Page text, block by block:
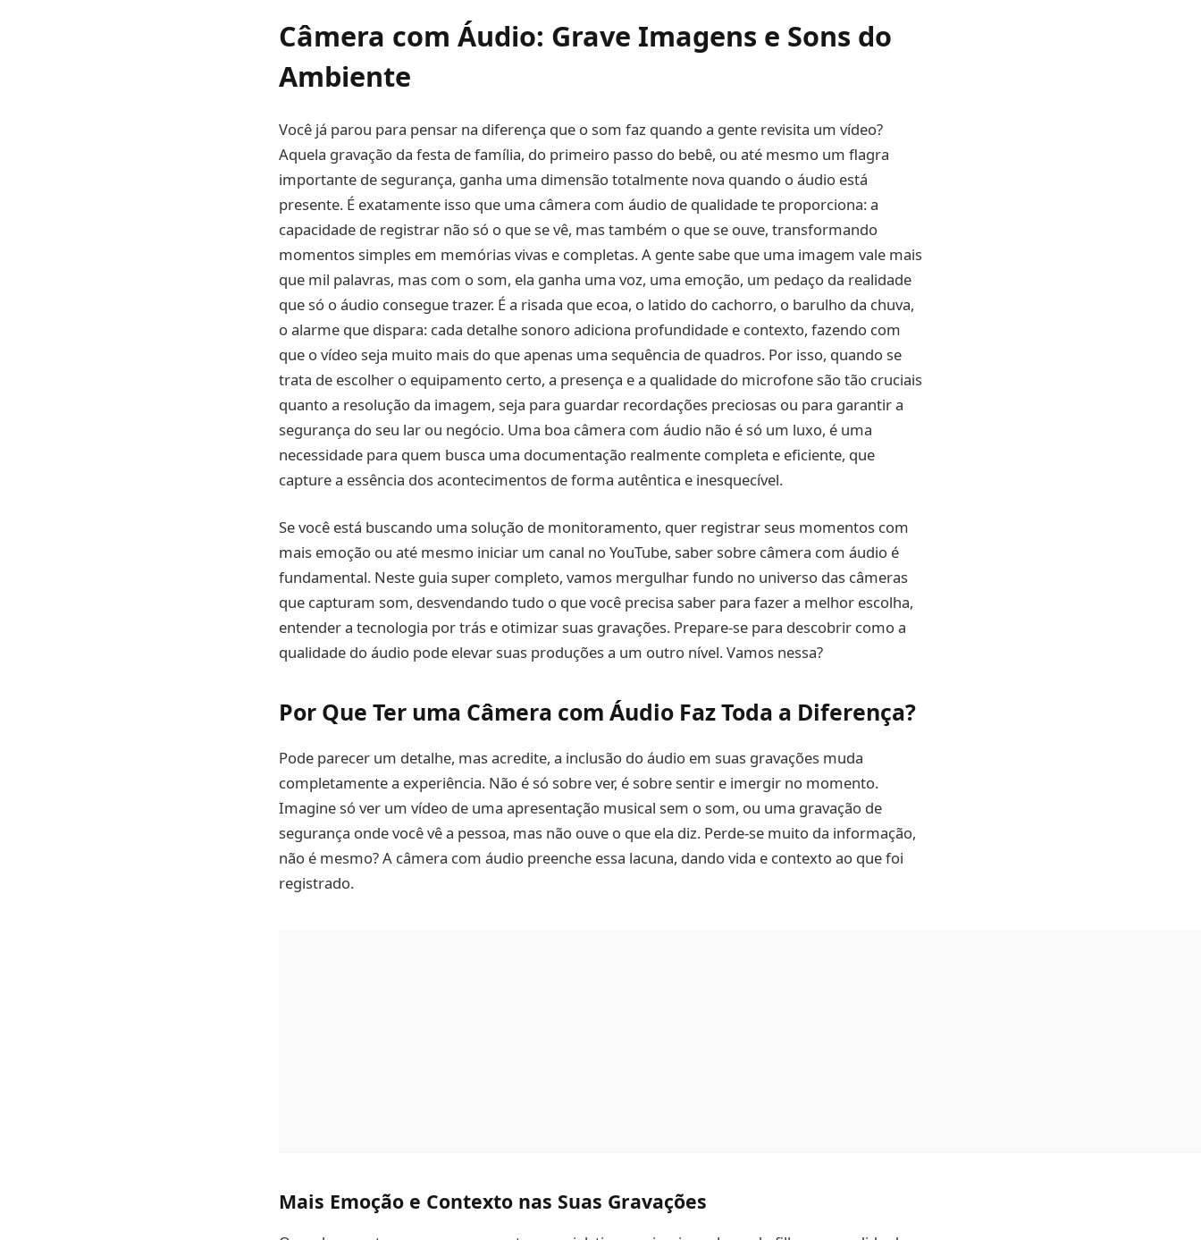
Câmera com Áudio: Grave Imagens e Sons do
Ambiente
Você já parou para pensar na diferença que o som faz quando a gente revisita um vídeo?
Aquela gravação da festa de família, do primeiro passo do bebê, ou até mesmo um flagra
importante de segurança, ganha uma dimensão totalmente nova quando o áudio está
presente. É exatamente isso que uma câmera com áudio de qualidade te proporciona: a
capacidade de registrar não só o que se vê, mas também o que se ouve, transformando
momentos simples em memórias vivas e completas. A gente sabe que uma imagem vale mais
que mil palavras, mas com o som, ela ganha uma voz, uma emoção, um pedaço da realidade
que só o áudio consegue trazer. É a risada que ecoa, o latido do cachorro, o barulho da chuva,
o alarme que dispara: cada detalhe sonoro adiciona profundidade e contexto, fazendo com
que o vídeo seja muito mais do que apenas uma sequência de quadros. Por isso, quando se
trata de escolher o equipamento certo, a presença e a qualidade do microfone são tão cruciais
quanto a resolução da imagem, seja para guardar recordações preciosas ou para garantir a
segurança do seu lar ou negócio. Uma boa câmera com áudio não é só um luxo, é uma
necessidade para quem busca uma documentação realmente completa e eficiente, que
capture a essência dos acontecimentos de forma autêntica e inesquecível.
Se você está buscando uma solução de monitoramento, quer registrar seus momentos com
mais emoção ou até mesmo iniciar um canal no YouTube, saber sobre câmera com áudio é
fundamental. Neste guia super completo, vamos mergulhar fundo no universo das câmeras
que capturam som, desvendando tudo o que você precisa saber para fazer a melhor escolha,
entender a tecnologia por trás e otimizar suas gravações. Prepare-se para descobrir como a
qualidade do áudio pode elevar suas produções a um outro nível. Vamos nessa?
Por Que Ter uma Câmera com Áudio Faz Toda a Diferença?
Pode parecer um detalhe, mas acredite, a inclusão do áudio em suas gravações muda
completamente a experiência. Não é só sobre ver, é sobre sentir e imergir no momento.
Imagine só ver um vídeo de uma apresentação musical sem o som, ou uma gravação de
segurança onde você vê a pessoa, mas não ouve o que ela diz. Perde-se muito da informação,
não é mesmo? A câmera com áudio preenche essa lacuna, dando vida e contexto ao que foi
registrado.
Mais Emoção e Contexto nas Suas Gravações